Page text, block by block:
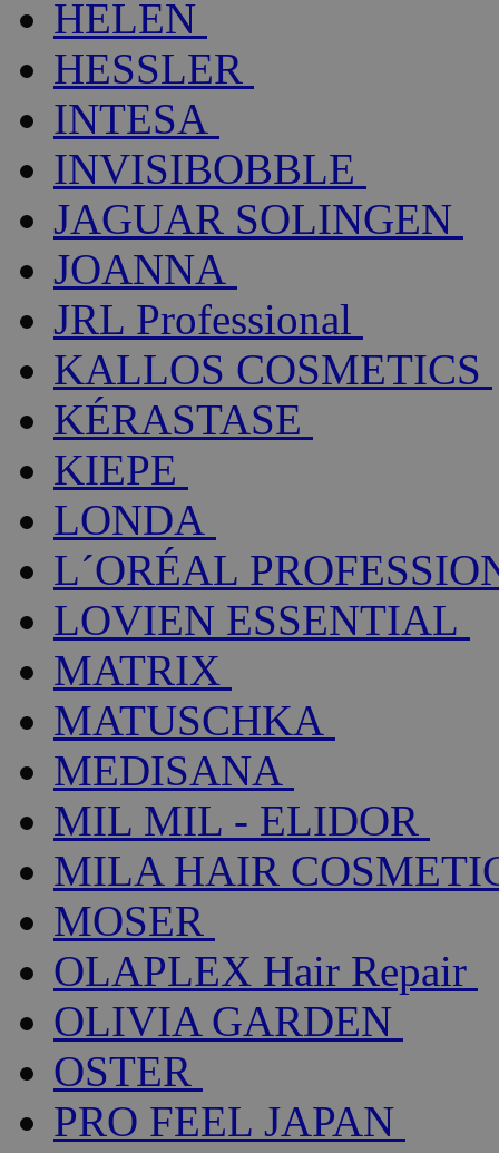
HELEN
HESSLER
INTESA
INVISIBOBBLE
JAGUAR SOLINGEN
JOANNA
JRL Professional
KALLOS COSMETICS
KÉRASTASE
KIEPE
LONDA
L´ORÉAL
LOVIEN ESSENTIAL
MATRIX
MATUSCHKA
MEDISANA
MIL MIL - ELIDOR
MILA HAIR
MOSER
OLAPLEX Hair Repair
OLIVIA GARDEN
OSTER
PRO FEEL JAPAN